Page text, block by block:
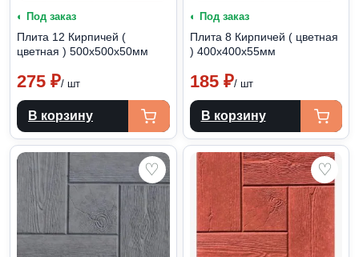
◐ Под заказ
Плита 12 Кирпичей (
цветная ) 500х500х50мм
275 ₽/ шт
В корзину
◐ Под заказ
Плита 8 Кирпичей ( цветная
) 400х400х55мм
185 ₽/ шт
В корзину
♡ ♡